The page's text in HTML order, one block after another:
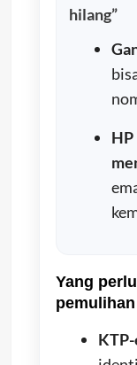
hilang”
HP
Yang